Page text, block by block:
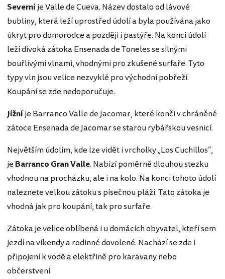
Severníje Valle de Cueva. Název dostalo od lávové
bubliny, která leží uprostřed údolí a byla používána jako
úkryt pro domorodce a později i pastýře. Na konci údolí
leží divoká zátoka Ensenada de Toneles se silnými
bouřlivými vlnami, vhodnými pro zkušené surfaře. Tyto
typy vln jsou velice nezvyklé pro východní pobřeží.
Koupání se zde nedoporučuje.
Jižníje Barranco Valle de Jacomar, které končí v chráněné
zátoce Ensenada de Jacomar se starou rybářskou vesnicí.
Největším údolím, kde lze vidět i vrcholky „Los Cuchillos“,
je Barranco Gran Valle. Nabízí poměrně dlouhou stezku
vhodnou na procházku, ale i na kolo. Na konci tohoto údolí
naleznete velkou zátoku s písečnou pláží. Tato zátoka je
vhodná jak pro koupání, tak pro surfaře.
Zátoka je velice oblíbená i u domácích obyvatel, kteří sem
jezdí na víkendy a rodinné dovolené. Nachází se zde i
připojení k vodě a elektřině pro karavany nebo
občerstvení.